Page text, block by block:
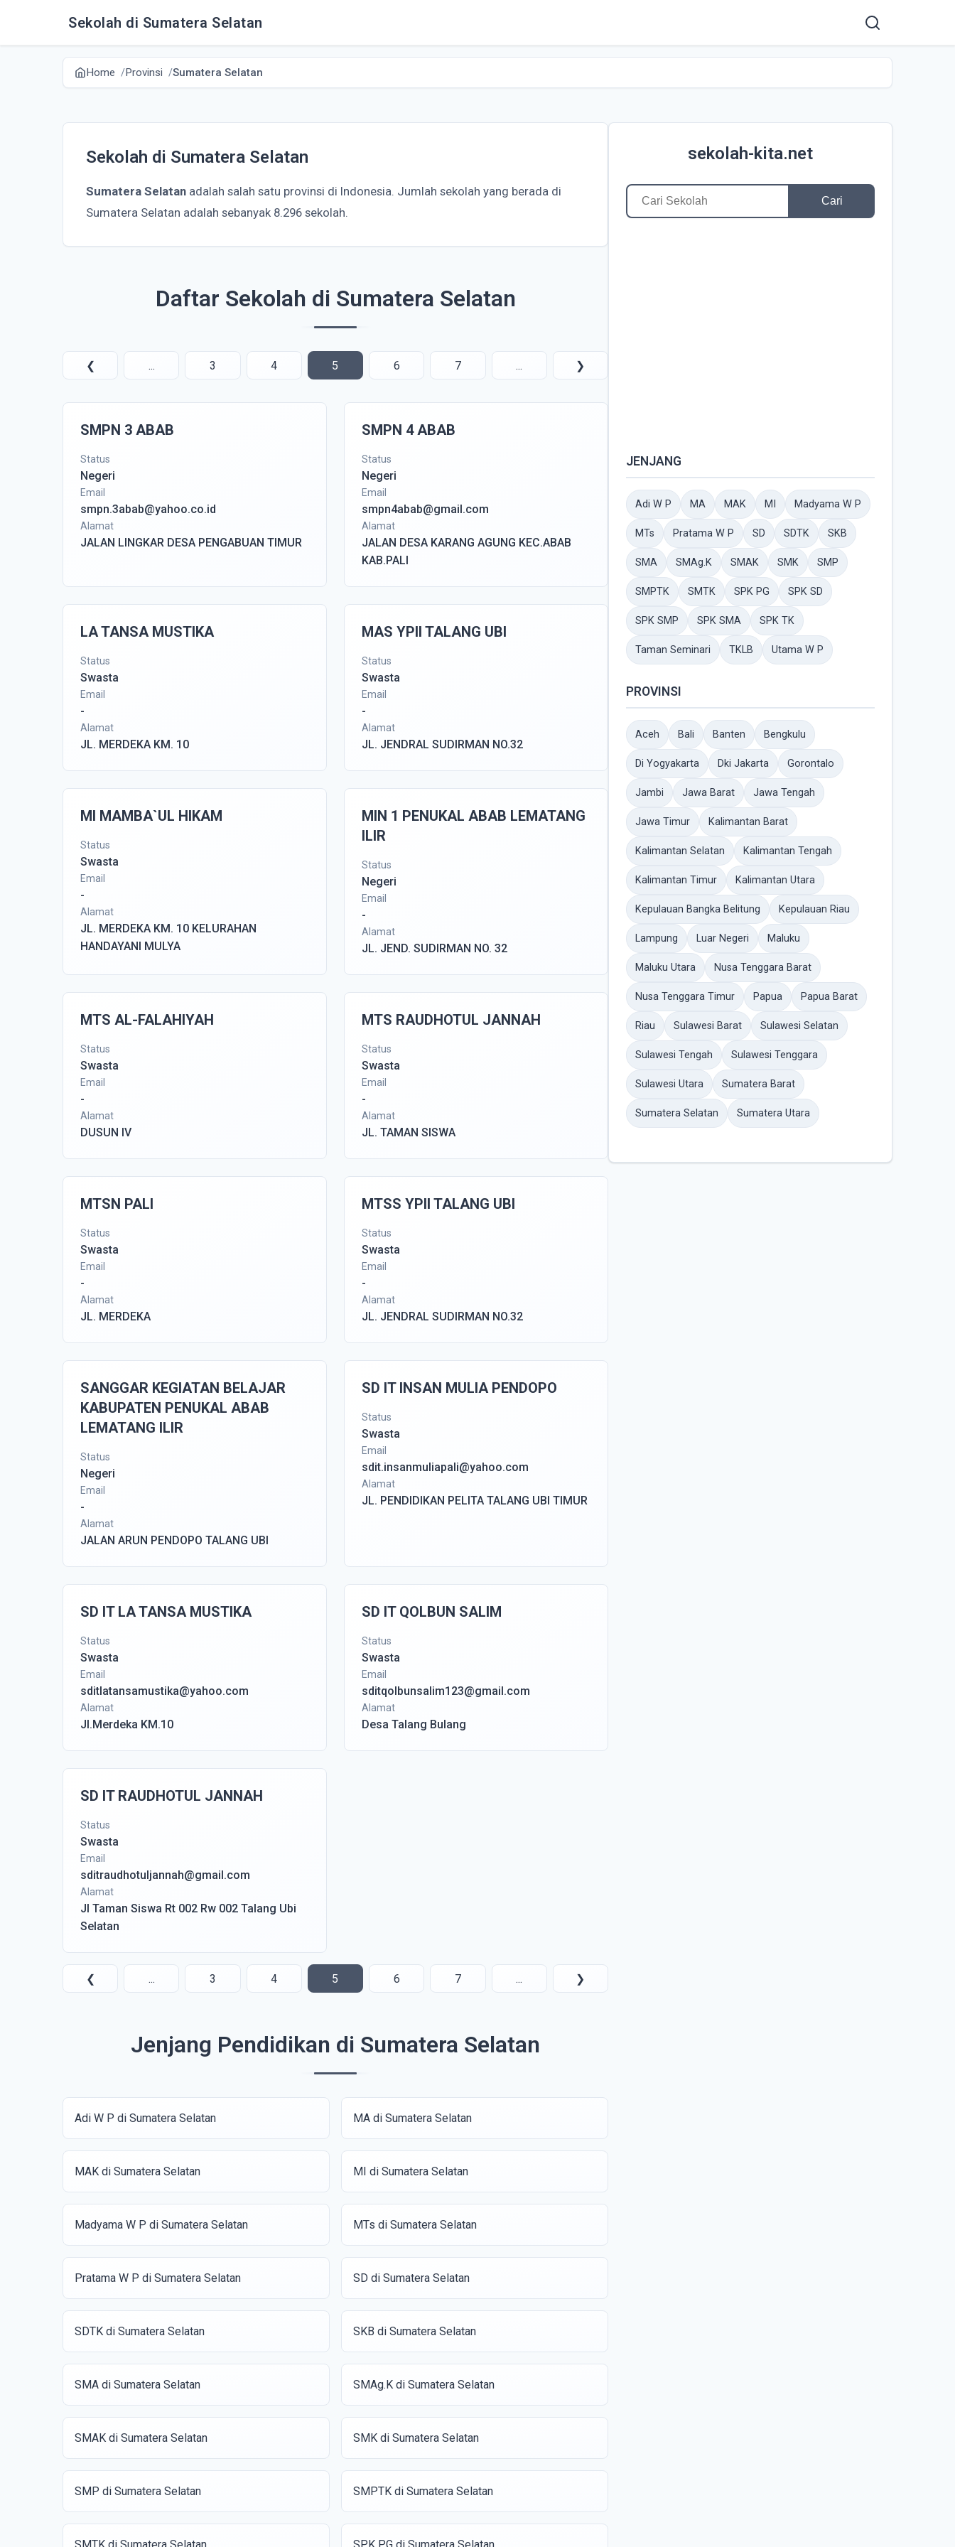
Sekolah di Sumatera Selatan
Home Provinsi Sumatera Selatan
Sekolah di Sumatera Selatan
Sumatera Selatan adalah salah satu provinsi di Indonesia. Jumlah sekolah yang berada di
Sumatera Selatan adalah sebanyak 8.296 sekolah.
Daftar Sekolah di Sumatera Selatan
❮ ... 3 4 5 6 7 ... ❯
SMPN 3 ABAB
Status
Negeri
Email
smpn.3abab@yahoo.co.id
Alamat
JALAN LINGKAR DESA PENGABUAN TIMUR
SMPN 4 ABAB
Status
Negeri
Email
smpn4abab@gmail.com
Alamat
JALAN DESA KARANG AGUNG KEC.ABAB
KAB.PALI
LA TANSA MUSTIKA
Status
Swasta
Email
-
Alamat
JL. MERDEKA KM. 10
MAS YPII TALANG UBI
Status
Swasta
Email
-
Alamat
JL. JENDRAL SUDIRMAN NO.32
MI MAMBA`UL HIKAM
Status
Swasta
Email
-
Alamat
JL. MERDEKA KM. 10 KELURAHAN
HANDAYANI MULYA
MIN 1 PENUKAL ABAB LEMATANG
ILIR
Status
Negeri
Email
-
Alamat
JL. JEND. SUDIRMAN NO. 32
MTS AL-FALAHIYAH
Status
Swasta
Email
-
Alamat
DUSUN IV
MTS RAUDHOTUL JANNAH
Status
Swasta
Email
-
Alamat
JL. TAMAN SISWA
MTSN PALI
Status
Swasta
Email
-
Alamat
JL. MERDEKA
MTSS YPII TALANG UBI
Status
Swasta
Email
-
Alamat
JL. JENDRAL SUDIRMAN NO.32
SANGGAR KEGIATAN BELAJAR
KABUPATEN PENUKAL ABAB
LEMATANG ILIR
Status
Negeri
Email
-
Alamat
JALAN ARUN PENDOPO TALANG UBI
SD IT INSAN MULIA PENDOPO
Status
Swasta
Email
sdit.insanmuliapali@yahoo.com
Alamat
JL. PENDIDIKAN PELITA TALANG UBI TIMUR
SD IT LA TANSA MUSTIKA
Status
Swasta
Email
sditlatansamustika@yahoo.com
Alamat
Jl.Merdeka KM.10
SD IT QOLBUN SALIM
Status
Swasta
Email
sditqolbunsalim123@gmail.com
Alamat
Desa Talang Bulang
SD IT RAUDHOTUL JANNAH
Status
Swasta
Email
sditraudhotuljannah@gmail.com
Alamat
Jl Taman Siswa Rt 002 Rw 002 Talang Ubi
Selatan
❮ ... 3 4 5 6 7 ... ❯
Jenjang Pendidikan di Sumatera Selatan
Adi W P di Sumatera Selatan MA di Sumatera Selatan
MAK di Sumatera Selatan MI di Sumatera Selatan
Madyama W P di Sumatera Selatan MTs di Sumatera Selatan
Pratama W P di Sumatera Selatan SD di Sumatera Selatan
SDTK di Sumatera Selatan SKB di Sumatera Selatan
SMA di Sumatera Selatan SMAg.K di Sumatera Selatan
SMAK di Sumatera Selatan SMK di Sumatera Selatan
SMP di Sumatera Selatan SMPTK di Sumatera Selatan
sekolah-kita.net
Cari
JENJANG
Adi W P MA MAK MI Madyama W P
MTs Pratama W P SD SDTK SKB
SMA SMAg.K SMAK SMK SMP
SMPTK SMTK SPK PG SPK SD
SPK SMP SPK SMA SPK TK
Taman Seminari TKLB Utama W P
PROVINSI
Aceh Bali Banten Bengkulu
Di Yogyakarta Dki Jakarta Gorontalo
Jambi Jawa Barat Jawa Tengah
Jawa Timur Kalimantan Barat
Kalimantan Selatan Kalimantan Tengah
Kalimantan Timur Kalimantan Utara
Kepulauan Bangka Belitung Kepulauan Riau
Lampung Luar Negeri Maluku
Maluku Utara Nusa Tenggara Barat
Nusa Tenggara Timur Papua Papua Barat
Riau Sulawesi Barat Sulawesi Selatan
Sulawesi Tengah Sulawesi Tenggara
Sulawesi Utara Sumatera Barat
Sumatera Selatan Sumatera Utara